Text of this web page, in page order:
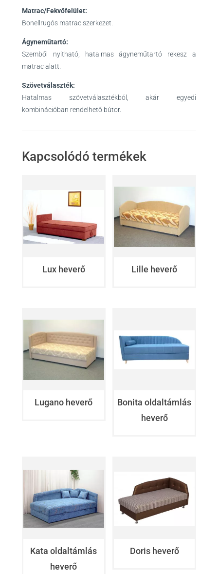
Matrac/Fekvőfelület:
Bonellrugós matrac szerkezet.
Ágyneműtartó:
Szemből nyitható, hatalmas ágyneműtartó rekesz a
matrac alatt.
Szövetválaszték:
Hatalmas szövetválasztékból, akár egyedi
kombinációban rendelhető bútor.
Kapcsolódó termékek
Lux heverő Lille heverő
Lugano heverő
Bonita oldaltámlás
heverő
Kata oldaltámlás
heverő
Doris heverő